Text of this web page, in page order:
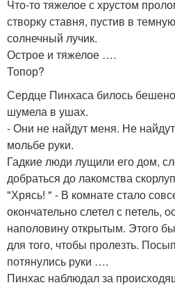
Что-то тяжелое с хрустом
створку ставня, пустив в
солнечный лучик.
Острое и тяжелое ….
Топор?
Сердце Пинхаса билось
шумела в ушах.
- Они не найдут меня. Не
мольбе руки.
Гадкие люди лущили его дом,
добраться до лакомства
"Хрясь! " - В комнате стало
окончательно слетел с петель,
наполовину открытым. Этого
для того, чтобы пролезть.
потянулись руки ….
Пинхас наблюдал за